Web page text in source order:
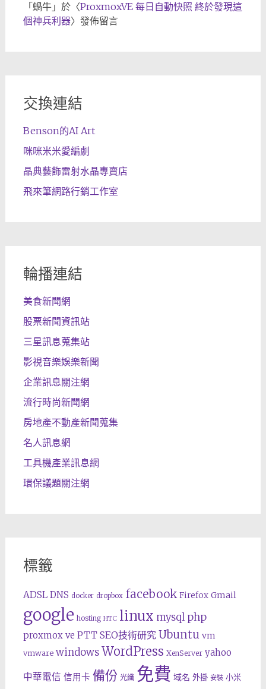
「 蝸牛」於〈ProxmoxVE 每日自動快照 終於發現這
個神兵利器〉發佈留言
交換連結
Benson的AI Art
咪咪米米愛編劇
晶典藝飾雷射水晶專賣店
飛來筆網路行銷工作室
輪播連結
美食新聞網
股票新聞資訊站
三星訊息蒐集站
影視音樂娛樂新聞
企業訊息關注網
流行時尚新聞網
房地產不動產新聞蒐集
名人訊息網
工具機產業訊息網
環保議題關注網
標籤
ADSL DNS docker dropbox facebook Firefox Gmail
google hosting HTC linux mysql php
proxmox ve PTT SEO技術研究 Ubuntu vm
vmware windows WordPress XenServer yahoo
中華電信 信用卡 備份 光纖 免費 域名 外掛 安裝 小米